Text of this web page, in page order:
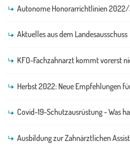
Autonome Honorarrichtlinien
Aktuelles aus dem Landesausschuss
KFO-Fachzahnarzt kommt vorerst
Herbst 2022: Neue Empfehlungen
Covid-19-Schutzausrüstung - Was
Ausbildung zur Zahnärztlichen